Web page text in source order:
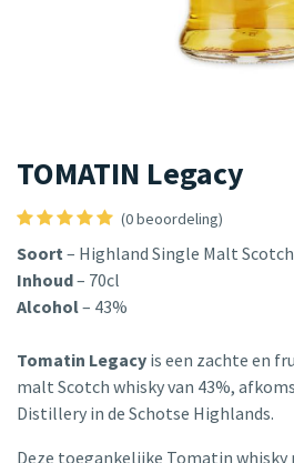
TOMATIN Legacy
(0 beoordeling)
Soort– Highland Single Malt
Inhoud– 70cl
Alcohol– 43%
Tomatin Legacy is een zachte en
malt Scotch whisky van 43%,
Distillery in de Schotse Highlands.
Deze toegankelijke Tomatin